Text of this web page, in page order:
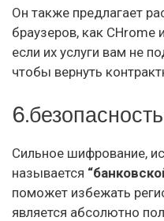
Он также предлагает
браузеров, как CHrome
если их услуги вам не
чтобы вернуть
6.безопасность
Сильное шифрование,
называется
поможет избежать
является абсолютно